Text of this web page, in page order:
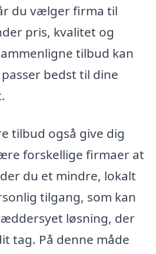
du vælger firma til
pris, kvalitet og
tilbud kan
bedst til dine
tilbud også give dig
forskellige firmaer at
du et mindre, lokalt
tilgang, som kan
løsning, der
tag. På denne måde